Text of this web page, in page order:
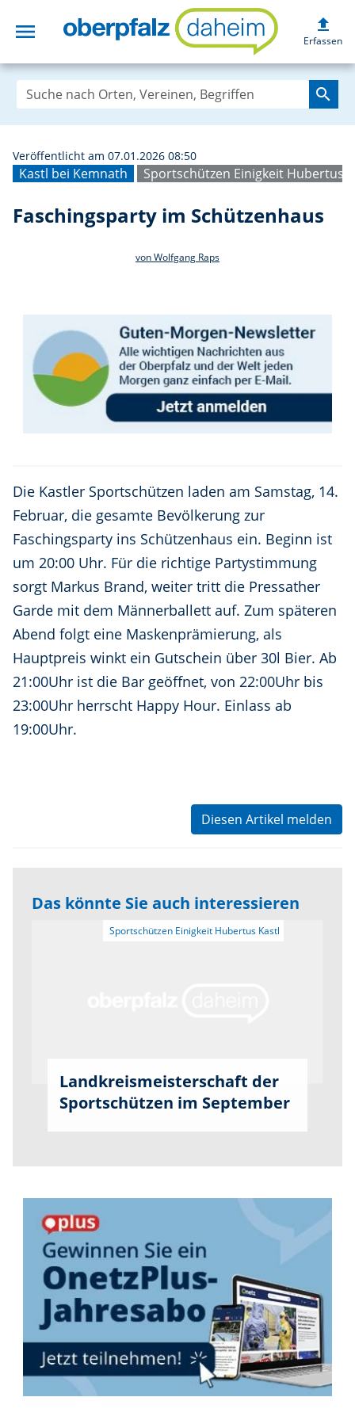
menu Faschingsparty
upload
Erfassen
search
Kastl bei Kemnath Sportschützen Einigkeit Hubertus
Veröffentlicht am 07.01.2026 08:50
Faschingsparty im Schützenhaus
von Wolfgang Raps
Die Kastler Sportschützen laden am Samstag, 14.
Februar, die gesamte Bevölkerung zur
Faschingsparty ins Schützenhaus ein. Beginn ist
um 20:00 Uhr. Für die richtige Partystimmung
sorgt Markus Brand, weiter tritt die Pressather
Garde mit dem Männerballett auf. Zum späteren
Abend folgt eine Maskenprämierung, als
Hauptpreis winkt ein Gutschein über 30l Bier. Ab
21:00Uhr ist die Bar geöffnet, von 22:00Uhr bis
23:00Uhr herrscht Happy Hour. Einlass ab
19:00Uhr.
Diesen Artikel melden
Das könnte Sie auch interessieren
Landkreismeisterschaft der
Sportschützen im September